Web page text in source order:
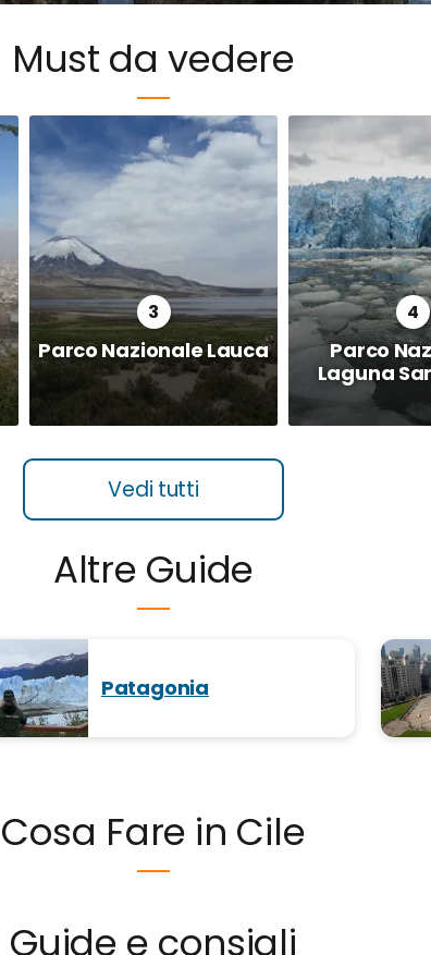
Must da vedere
Parco Nazionale Lauca
Parco
Laguna
Vedi tutti
Altre Guide
Patagonia
Cosa Fare in Cile
Guide e consigli